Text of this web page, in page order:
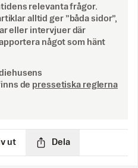
relevanta frågor.
alltid ger ”båda sidor”,
eller intervjuer där
något som hänt
de pressetiska reglerna
ut Dela